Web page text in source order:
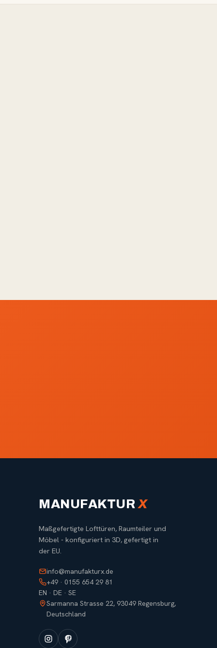
MANUFAKTUR X
Maßgefertigte Lofttüren, Raumteiler und
Möbel - konfiguriert in 3D, gefertigt in
der EU.
info@manufakturx.de
+49 · 0155 654 29 81
EN · DE · SE
Sarmanna Strasse 22, 93049 Regensburg,
Deutschland